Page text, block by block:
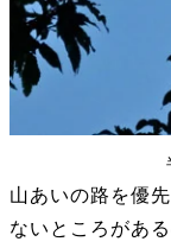
山あいの路を優
ないところがあ